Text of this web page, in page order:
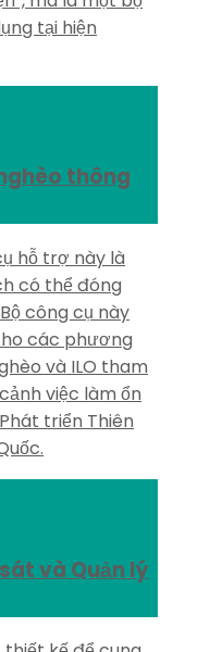
tại hiện
thông
hỗ trợ này là
có thể đóng
công cụ này
các phương
và ILO tham
việc làm ổn
triển Thiên
và Quản lý